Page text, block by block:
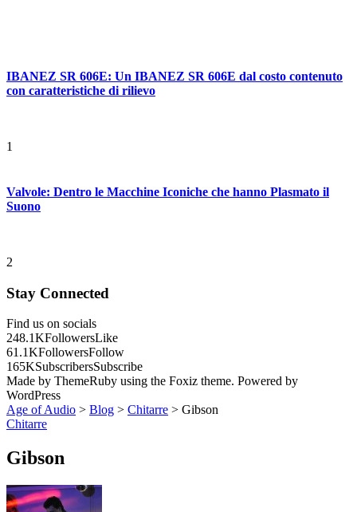
IBANEZ SR 606E: Un IBANEZ SR 606E dal costo contenuto
con caratteristiche di rilievo
1
Valvole: Dentro le Macchine Iconiche che hanno Plasmato il
Suono
2
Stay Connected
Find us on socials
248.1KFollowersLike
61.1KFollowersFollow
165KSubscribersSubscribe
Made by ThemeRuby using the Foxiz theme. Powered by
WordPress
Age of Audio > Blog > Chitarre > Gibson
Chitarre
Gibson